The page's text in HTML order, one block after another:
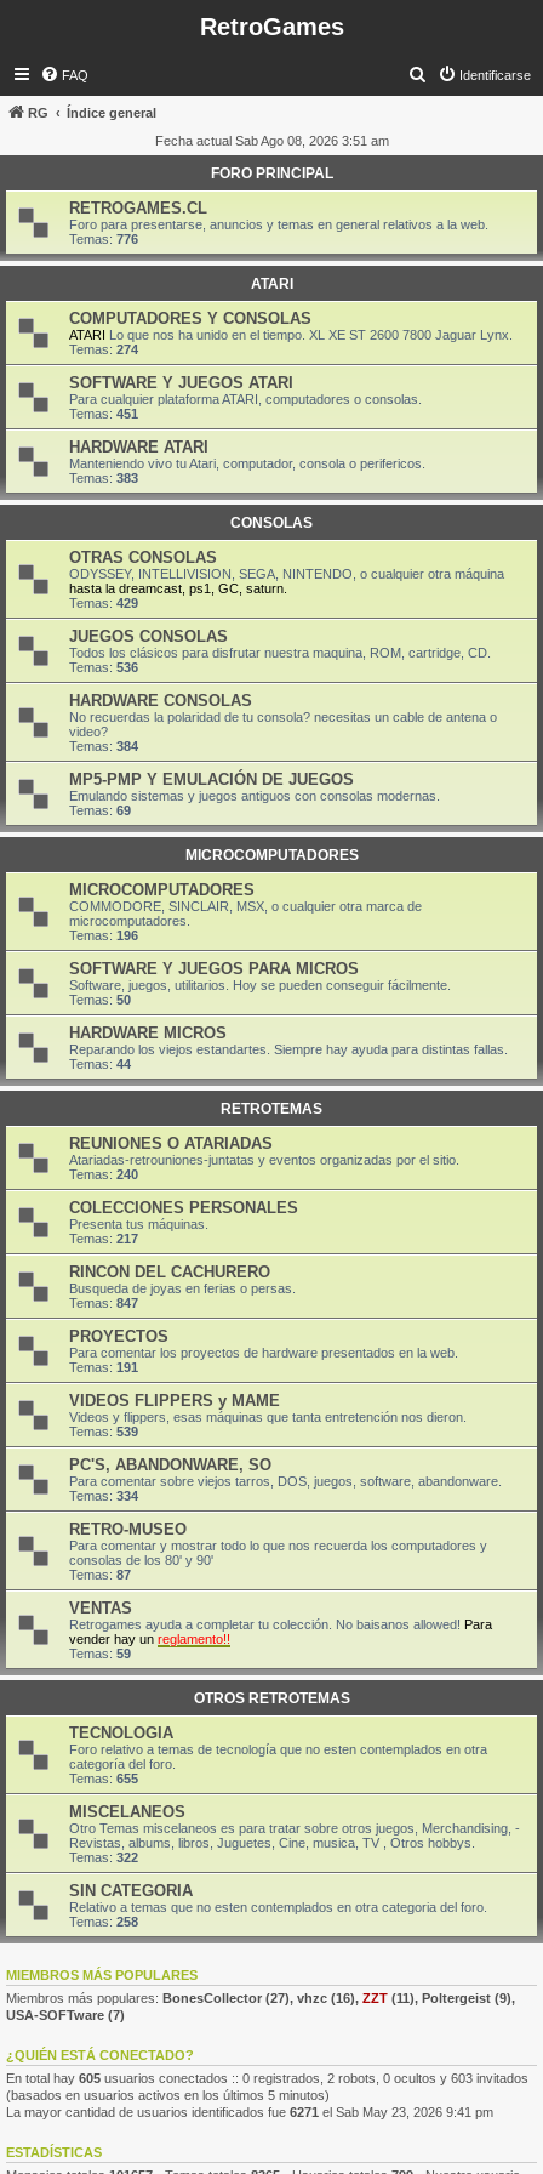
RetroGames
FAQ Identificarse
a
r
RG
Índice general
Fecha actual Sab Ago 08, 2026 3:51 am
FORO PRINCIPAL
RETROGAMES.CL
Foro para presentarse, anuncios y temas en general relativos a la web.
Temas: 776
ATARI
COMPUTADORES Y CONSOLAS
ATARI Lo que nos ha unido en el tiempo. XL XE ST 2600 7800 Jaguar Lynx.
Temas: 274
SOFTWARE Y JUEGOS ATARI
Para cualquier plataforma ATARI, computadores o consolas.
Temas: 451
HARDWARE ATARI
Manteniendo vivo tu Atari, computador, consola o perifericos.
Temas: 383
CONSOLAS
OTRAS CONSOLAS
ODYSSEY, INTELLIVISION, SEGA, NINTENDO, o cualquier otra máquina
hasta la dreamcast, ps1, GC, saturn.
Temas: 429
JUEGOS CONSOLAS
Todos los clásicos para disfrutar nuestra maquina, ROM, cartridge, CD.
Temas: 536
HARDWARE CONSOLAS
No recuerdas la polaridad de tu consola? necesitas un cable de antena o
video?
Temas: 384
MP5-PMP Y EMULACIÓN DE JUEGOS
Emulando sistemas y juegos antiguos con consolas modernas.
Temas: 69
MICROCOMPUTADORES
MICROCOMPUTADORES
COMMODORE, SINCLAIR, MSX, o cualquier otra marca de
microcomputadores.
Temas: 196
SOFTWARE Y JUEGOS PARA MICROS
Software, juegos, utilitarios. Hoy se pueden conseguir fácilmente.
Temas: 50
HARDWARE MICROS
Reparando los viejos estandartes. Siempre hay ayuda para distintas fallas.
Temas: 44
RETROTEMAS
REUNIONES O ATARIADAS
Atariadas-retrouniones-juntatas y eventos organizadas por el sitio.
Temas: 240
COLECCIONES PERSONALES
Presenta tus máquinas.
Temas: 217
RINCON DEL CACHURERO
Busqueda de joyas en ferias o persas.
Temas: 847
PROYECTOS
Para comentar los proyectos de hardware presentados en la web.
Temas: 191
VIDEOS FLIPPERS y MAME
Videos y flippers, esas máquinas que tanta entretención nos dieron.
Temas: 539
PC'S, ABANDONWARE, SO
Para comentar sobre viejos tarros, DOS, juegos, software, abandonware.
Temas: 334
RETRO-MUSEO
Para comentar y mostrar todo lo que nos recuerda los computadores y
consolas de los 80' y 90'
Temas: 87
VENTAS
Retrogames ayuda a completar tu colección. No baisanos allowed! Para
vender hay un reglamento!!
Temas: 59
OTROS RETROTEMAS
TECNOLOGIA
Foro relativo a temas de tecnología que no esten contemplados en otra
categoría del foro.
Temas: 655
MISCELANEOS
Otro Temas miscelaneos es para tratar sobre otros juegos, Merchandising, -
Revistas, albums, libros, Juguetes, Cine, musica, TV , Otros hobbys.
Temas: 322
SIN CATEGORIA
Relativo a temas que no esten contemplados en otra categoria del foro.
Temas: 258
MIEMBROS MÁS POPULARES
Miembros más populares: BonesCollector (27), vhzc (16), ZZT (11), Poltergeist (9),
USA-SOFTware (7)
¿QUIÉN ESTÁ CONECTADO?
En total hay 605 usuarios conectados :: 0 registrados, 2 robots, 0 ocultos y 603 invitados
(basados en usuarios activos en los últimos 5 minutos)
La mayor cantidad de usuarios identificados fue 6271 el Sab May 23, 2026 9:41 pm
ESTADÍSTICAS